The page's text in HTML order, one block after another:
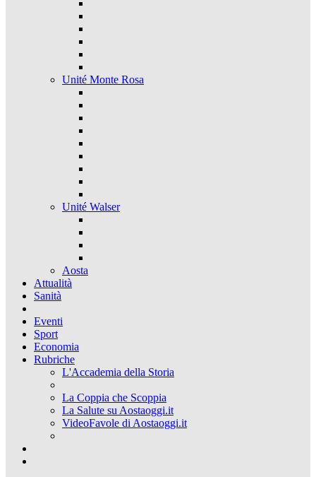
Unité Monte Rosa
Unité Walser
Aosta
Attualità
Sanità
Eventi
Sport
Economia
Rubriche
L'Accademia della Storia
La Coppia che Scoppia
La Salute su Aostaoggi.it
VideoFavole di Aostaoggi.it